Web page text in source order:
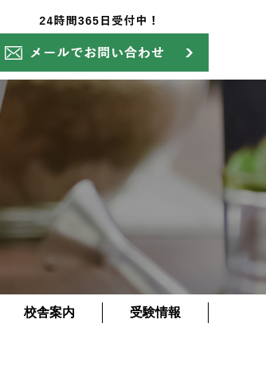
校舎案内 受験情報